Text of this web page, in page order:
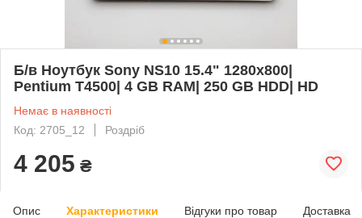
Б/в Ноутбук Sony NS10 15.4" 1280x800|
Pentium T4500| 4 GB RAM| 250 GB HDD| HD
Немає в наявності
Код: 2705_12
Роздріб
4 205 ₴
Опис Характеристики Відгуки про товар Доставка